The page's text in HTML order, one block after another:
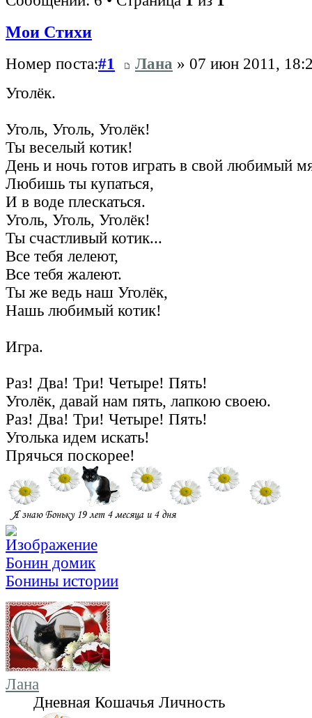
Мои Стихи
Номер поста:#1 Лана » 07 июн 2011,
Уголёк.
Уголь, Уголь, Уголёк!
Ты веселый котик!
День и ночь готов играть в свой любимый
Любишь ты купаться,
И в воде плескаться.
Уголь, Уголь, Уголёк!
Ты счастливый котик...
Все тебя лелеют,
Все тебя жалеют.
Ты же ведь наш Уголёк,
Нашь любимый котик!
Игра.
Раз! Два! Три! Четыре! Пять!
Уголёк, давай нам пять, лапкою своею.
Раз! Два! Три! Четыре! Пять!
Уголька идем искать!
Прячься поскорее!
Бонин домик
Бонины истории
Лана
Дневная Кошачья Личность